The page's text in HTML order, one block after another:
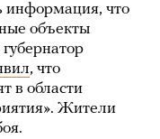
информация, что
объекты
, что
в области
Жители